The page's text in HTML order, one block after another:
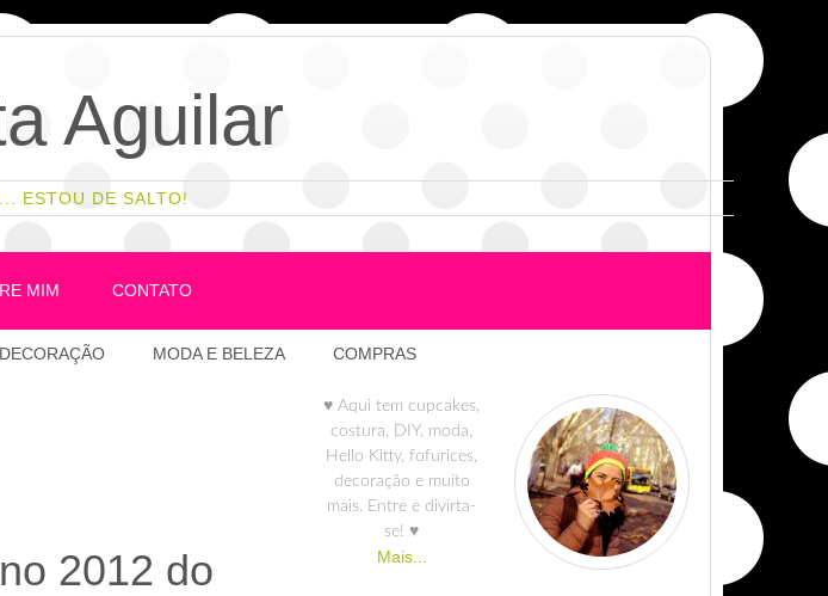
Aguilar
ESTOU DE SALTO!
MIM CONTATO
DECORAÇÃO MODA E BELEZA COMPRAS
2012 do
♥ Aqui tem cupcakes,
costura, DIY, moda,
Hello Kitty, fofurices,
decoração e muito
mais. Entre e divirta-
se! ♥
Mais...